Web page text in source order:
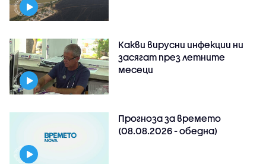
Какви вирусни инфекции ни
засягат през летните
месеци
Прогноза за времето
(08.08.2026 - обедна)